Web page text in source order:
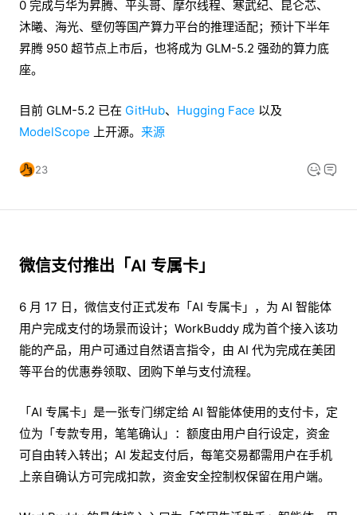
0 完成与华为昇腾、平头哥、摩尔线程、寒武纪、昆仑芯、
沐曦、海光、壁仞等国产算力平台的推理适配；预计下半年
昇腾 950 超节点上市后，也将成为 GLM-5.2 强劲的算力底
座。
目前 GLM-5.2 已在 GitHub、 Hugging Face 以及
ModelScope 上开源。 来源
23
微信支付推出「AI 专属卡」
6 月 17 日，微信支付正式发布「AI 专属卡」，为 AI 智能体
用户完成支付的场景而设计；WorkBuddy 成为首个接入该功
能的产品，用户可通过自然语言指令，由 AI 代为完成在美团
等平台的优惠券领取、团购下单与支付流程。
「AI 专属卡」是一张专门绑定给 AI 智能体使用的支付卡，定
位为「专款专用，笔笔确认」：额度由用户自行设定，资金
可自由转入转出；AI 发起支付后，每笔交易都需用户在手机
上亲自确认方可完成扣款，资金安全控制权保留在用户端。